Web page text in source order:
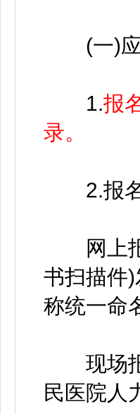
(一)应
1.报
录。
2.报名
网上报
书扫描件
称统一命
现场报
民医院人